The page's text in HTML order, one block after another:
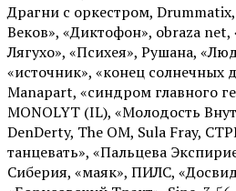
Драгни с оркестром,
Веков», «Диктофон», obraza
Лягухо», «Психея», Рушана,
«источник», «конец солнечных
Manapart, «синдром главного
MONOLYT (IL), «Молодость
DenDerty, The OM, Sula Fray,
танцевать», «Пальцева
Сиберия, «маяк», ПИЛС,